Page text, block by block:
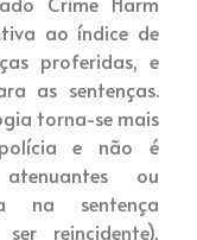
ao índice de
proferidas, e
as sentenças.
torna-se mais
e não é
ou
na sentença
reincidente),